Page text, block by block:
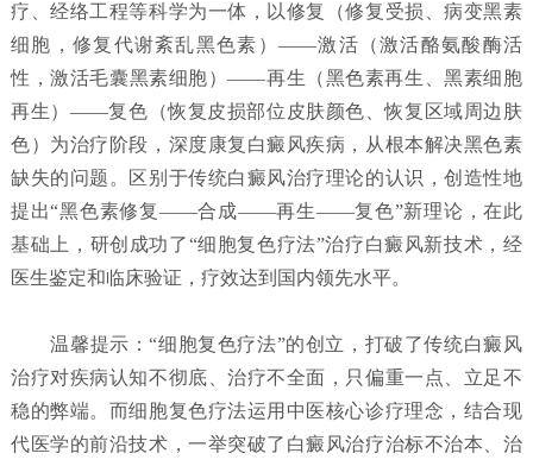
疗、经络工程等科学为一体，以修复（修复受损、病变黑素
细胞，修复代谢紊乱黑色素）——激活（激活酪氨酸酶活
性，激活毛囊黑素细胞）——再生（黑色素再生、黑素细胞
再生）——复色（恢复皮损部位皮肤颜色、恢复区域周边肤
色）为治疗阶段，深度康复白癜风疾病，从根本解决黑色素
缺失的问题。区别于传统白癜风治疗理论的认识，创造性地
提出“黑色素修复——合成——再生——复色”新理论，在此
基础上，研创成功了“细胞复色疗法”治疗白癜风新技术，经
医生鉴定和临床验证，疗效达到国内领先水平。
温馨提示：“细胞复色疗法”的创立，打破了传统白癜风
治疗对疾病认知不彻底、治疗不全面，只偏重一点、立足不
稳的弊端。而细胞复色疗法运用中医核心诊疗理念，结合现
代医学的前沿技术，一举突破了白癜风治疗治标不治本、治